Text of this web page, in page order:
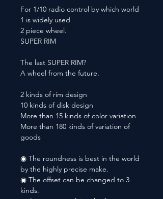
For 1/10 radio control by which world
1 is widely used
2 piece wheel.
SUPER RIM
The last SUPER RIM?
A wheel from the future.
2 kinds of rim design
10 kinds of disk design
More than 15 kinds of color variation
More than 180 kinds of variation of
goods
◉ The roundness is best in the world
by the highly precise make.
◉ The offset can be changed to 3
kinds.